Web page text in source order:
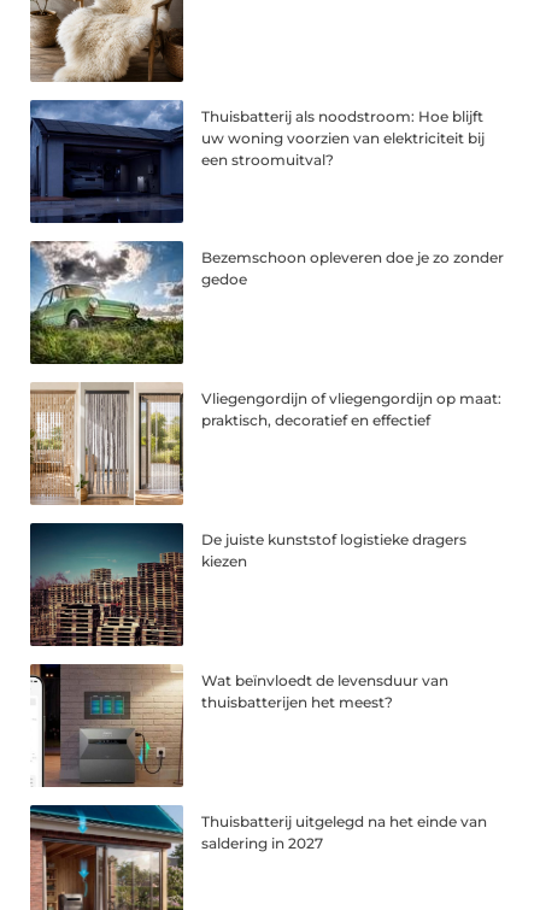
Thuisbatterij als noodstroom: Hoe blijft
uw woning voorzien van elektriciteit bij
een stroomuitval?
Bezemschoon opleveren doe je zo zonder
gedoe
Vliegengordijn of vliegengordijn op maat:
praktisch, decoratief en effectief
De juiste kunststof logistieke dragers
kiezen
Wat beïnvloedt de levensduur van
thuisbatterijen het meest?
Thuisbatterij uitgelegd na het einde van
saldering in 2027